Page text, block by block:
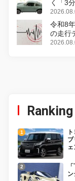
く「3
令和8
の走行
Ranking